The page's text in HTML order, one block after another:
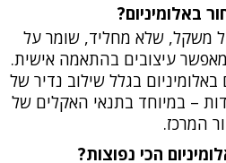
באלומיניום?
משקל, שלא מחליד, שומר על
עיצובים בהתאמה אישית.
באלומיניום בגלל שילוב נדיר של
– במיוחד בתנאי האקלים של
המרכז.
הכי נפוצות?